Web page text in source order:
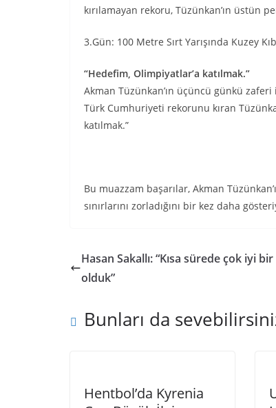
kırılamayan rekoru, Tüzünkan’ın üstün
3.Gün: 100 Metre Sırt Yarışında Kuzey
“Hedefim, Olimpiyatlar’a katılmak.”
Akman Tüzünkan’ın üçüncü günkü zaferi
Türk Cumhuriyeti rekorunu kıran
katılmak.”
Bu muazzam başarılar, Akman
sınırlarını zorladığını bir kez daha
Hasan Sakallı: “Kısa sürede çok iyi bir
olduk”
Bunları da
Hentbol’da Kyrenia